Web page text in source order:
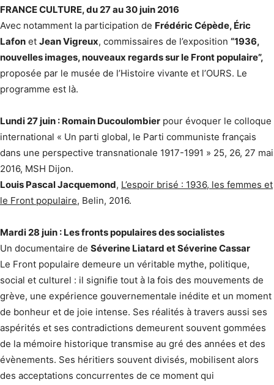
FRANCE CULTURE, du 27 au 30 juin 2016
Avec notamment la participation de Frédéric Cépède, Éric
Lafon et Jean Vigreux, commissaires de l’exposition “1936,
nouvelles images, nouveaux regards sur le Front populaire”,
proposée par le musée de l’Histoire vivante et l’OURS. Le
programme est là.
Lundi 27 juin : Romain Ducoulombier pour évoquer le colloque
international « Un parti global, le Parti communiste français
dans une perspective transnationale 1917-1991 » 25, 26, 27 mai
2016, MSH Dijon.
Louis Pascal Jacquemond, L’espoir brisé : 1936, les femmes et
le Front populaire, Belin, 2016.
Mardi 28 juin : Les fronts populaires des socialistes
Un documentaire de Séverine Liatard et Séverine Cassar
Le Front populaire demeure un véritable mythe, politique,
social et culturel : il signifie tout à la fois des mouvements de
grève, une expérience gouvernementale inédite et un moment
de bonheur et de joie intense. Ses réalités à travers aussi ses
aspérités et ses contradictions demeurent souvent gommées
de la mémoire historique transmise au gré des années et des
évènements. Ses héritiers souvent divisés, mobilisent alors
des acceptations concurrentes de ce moment qui